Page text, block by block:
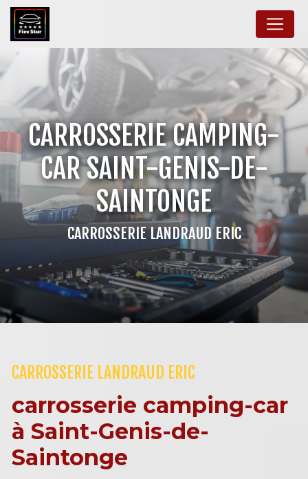
CARROSSERIE CAMPING-
CAR SAINT-GENIS-DE-
SAINTONGE
CARROSSERIE LANDRAUD ERIC
CARROSSERIE LANDRAUD ERIC
carrosserie camping-car
à Saint-Genis-de-
Saintonge
Panneau de gestion des cookies